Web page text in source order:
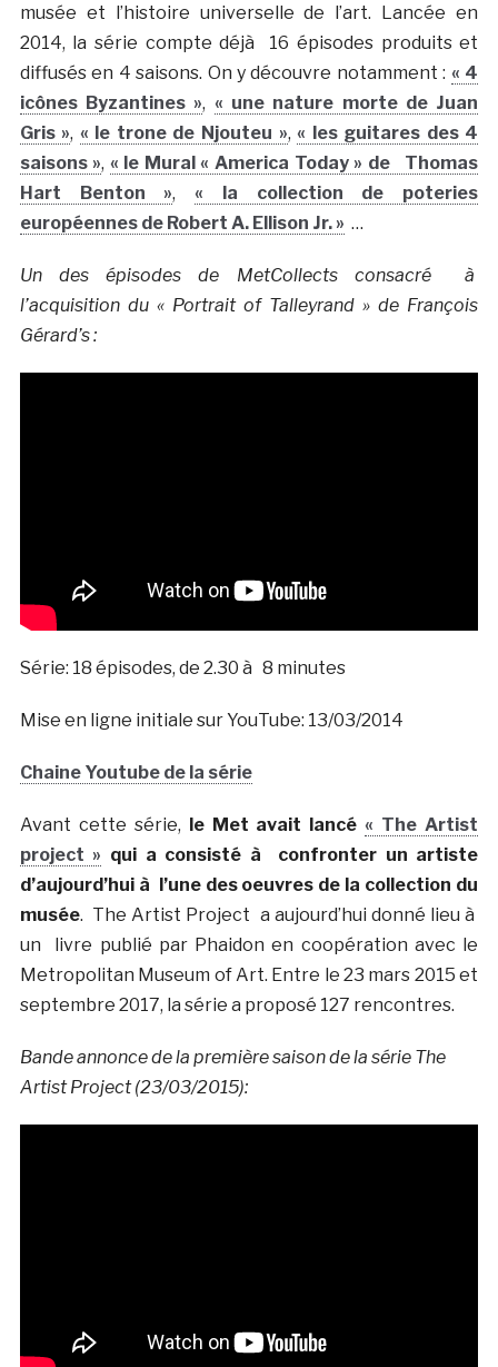
musée et l’histoire universelle de l’art. Lancée en
2014, la série compte déjà 16 épisodes produits et
diffusés en 4 saisons. On y découvre notamment : « 4
icônes Byzantines », « une nature morte de Juan
Gris », « le trone de Njouteu »,« les guitares des 4
saisons », « le Mural « America Today » de Thomas
Hart Benton »,« la collection de poteries
européennes de Robert A. Ellison Jr. » …
Un des épisodes de MetCollects consacré à
l’acquisition du « Portrait of Talleyrand » de François
Gérard’s :
Série: 18 épisodes, de 2.30 à 8 minutes
Mise en ligne initiale sur YouTube: 13/03/2014
Chaine Youtube de la série
Avant cette série, le Met avait lancé« The Artist
project » qui a consisté à confronter un artiste
d’aujourd’hui à l’une des oeuvres de la collection du
musée. The Artist Project a aujourd’hui donné lieu à
un livre publié par Phaidon en coopération avec le
Metropolitan Museum of Art. Entre le 23 mars 2015 et
septembre 2017, la série a proposé 127 rencontres.
Bande annonce de la première saison de la série The
Artist Project (23/03/2015):